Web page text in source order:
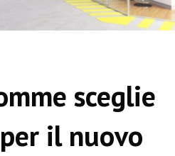
sceglie
il nuovo